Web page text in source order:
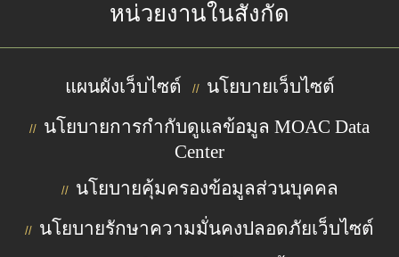
หน่วยงานในสังกัด
แผนผังเว็บไซต์ // นโยบายเว็บไซต์
// นโยบายการกำกับดูแลข้อมูล MOAC Data
Center
// นโยบายคุ้มครองข้อมูลส่วนบุคคล
// นโยบายรักษาความมั่นคงปลอดภัยเว็บไซต์